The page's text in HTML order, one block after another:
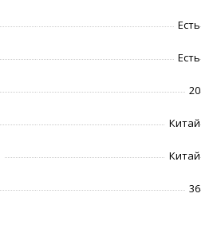
Есть
Есть
20
Китай
Китай
36